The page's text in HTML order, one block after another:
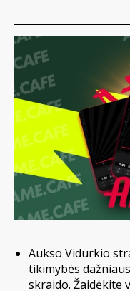
Aukso Vidurkio
tikimybės
skraido. Žaidėkite